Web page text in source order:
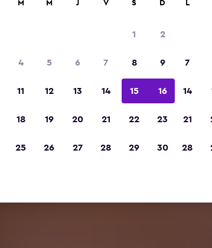
M M J V S D
1 2
4 5 6 7 8 9
11 12 13 14 15 16
18 19 20 21 22 23
25 26 27 28 29 30
L
7
14
21
28